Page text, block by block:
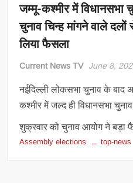
जम्मू-कश्मीर में विधानसभा
चुनाव चिन्ह मांगने वाले
लिया फैसला
Current News TV June 8,
नईदिल्ली लोकसभा चुनाव के बाद
कश्मीर में जल्द ही विधानसभा
शुक्रवार को चुनाव आयोग ने बड़ा
Assembly elections top-news